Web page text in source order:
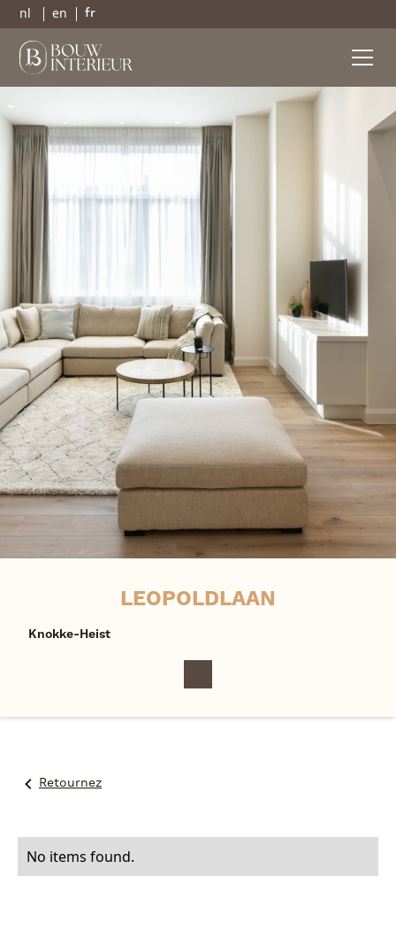
nl en fr
LEOPOLDLAAN
Knokke-Heist
Retournez
No items found.